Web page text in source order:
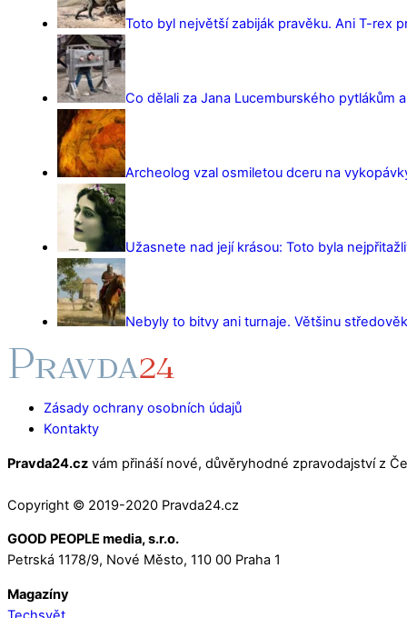
Toto byl největší zabiják pravěku. Ani T-rex
Co dělali za Jana Lucemburského pytlákům
Archeolog vzal osmiletou dceru na
Užasnete nad její krásou: Toto byla
Nebyly to bitvy ani turnaje. Většinu
Zásady ochrany osobních údajů
Kontakty
Pravda24.cz vám přináší nové, důvěryhodné zpravodajství z
Copyright © 2019-2020 Pravda24.cz
GOOD PEOPLE media, s.r.o.
Petrská 1178/9, Nové Město, 110 00 Praha 1
Magazíny